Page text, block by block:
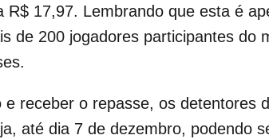
R$ 17,97. Lembrando que esta é
de 200 jogadores participantes do
e receber o repasse, os
até dia 7 de dezembro, podendo